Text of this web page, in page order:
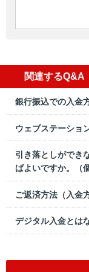
関連するQ&A
銀行振込での入金
ウェブステーショ
引き落としができ
ばよいですか。（
ご返済方法（入金
デジタル入金とは